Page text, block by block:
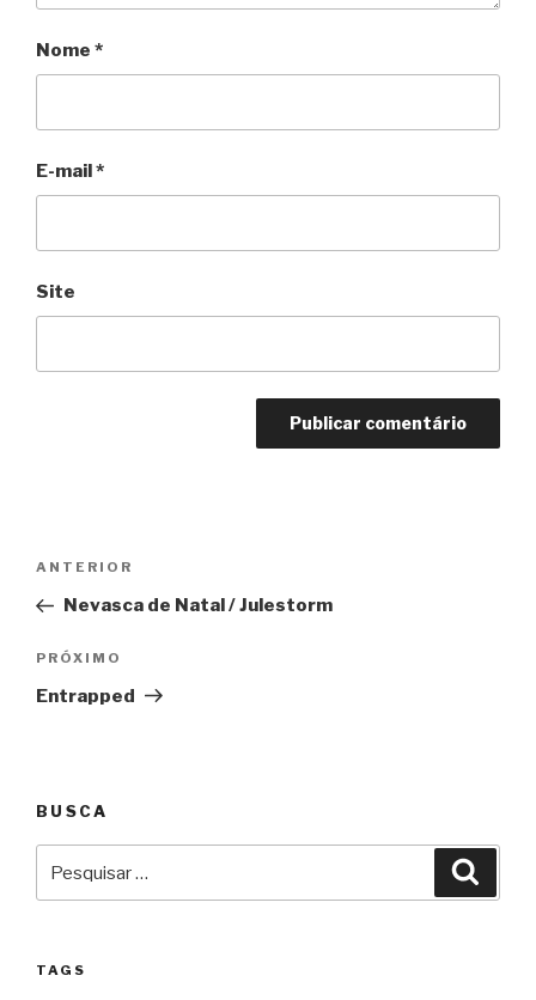
Nome *
E-mail*
Site
Post
Anterior
ANTERIOR
Nevasca de Natal / Julestorm
Próximo
PRÓXIMO
Entrapped
BUSCA
por:
TAGS